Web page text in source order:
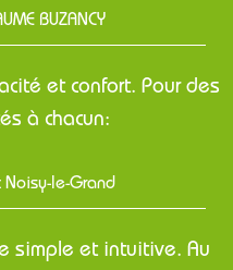
BUZANCY
et confort. Pour des
à chacun:
Noisy-le-Grand
simple et intuitive. Au